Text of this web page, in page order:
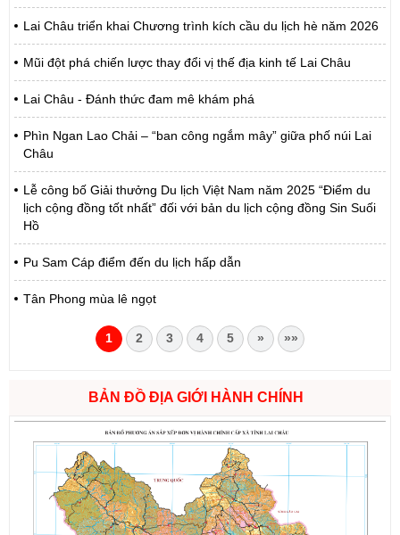
Lai Châu triển khai Chương trình kích cầu du lịch hè năm 2026
Mũi đột phá chiến lược thay đổi vị thế địa kinh tế Lai Châu
Lai Châu - Đánh thức đam mê khám phá
Phìn Ngan Lao Chải – “ban công ngắm mây” giữa phố núi Lai
Châu
Lễ công bố Giải thưởng Du lịch Việt Nam năm 2025 “Điểm du
lịch cộng đồng tốt nhất” đối với bản du lịch cộng đồng Sin Suối
Hồ
Pu Sam Cáp điểm đến du lịch hấp dẫn
Tân Phong mùa lê ngọt
1 2 3 4 5 » »»
BẢN ĐỒ ĐỊA GIỚI HÀNH CHÍNH